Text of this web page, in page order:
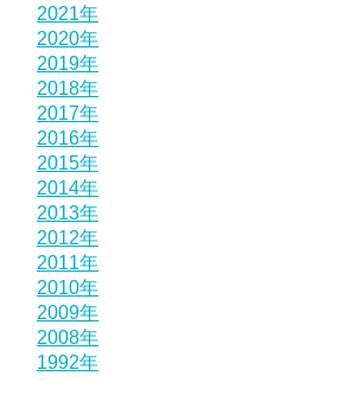
2021年
2020年
2019年
2018年
2017年
2016年
2015年
2014年
2013年
2012年
2011年
2010年
2009年
2008年
1992年